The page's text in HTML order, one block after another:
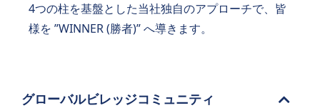
4つの柱を基盤とした当社独自のアプローチで、皆
様を ”WINNER (勝者)” へ導きます。
グローバルビレッジコミュニティ